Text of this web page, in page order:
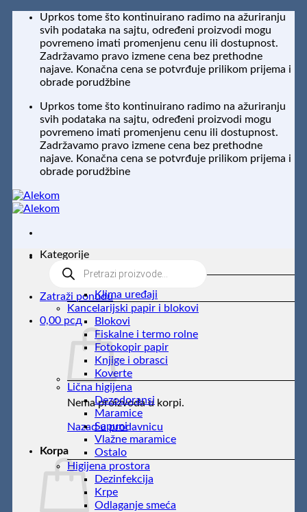
Preskoči
sadržaj
Uprkos tome što kontinuirano radimo na ažuriranju
svih podataka na sajtu, određeni proizvodi mogu
povremeno imati promenjenu cenu ili dostupnost.
Zadržavamo pravo izmene cena bez prethodne
najave. Konačna cena se potvrđuje prilikom prijema i
obrade porudžbine
Uprkos tome što kontinuirano radimo na ažuriranju
svih podataka na sajtu, određeni proizvodi mogu
povremeno imati promenjenu cenu ili dostupnost.
Zadržavamo pravo izmene cena bez prethodne
najave. Konačna cena se potvrđuje prilikom prijema i
obrade porudžbine
search
Zatraži ponudu
0,00 рсд
Nema proizvoda u korpi.
Nazad u prodavnicu
Korpa
Kategorije
Kancelarijski nameštaj
Bela tehnika
Klima uređaji
Kancelarijski papir i blokovi
Blokovi
Fiskalne i termo rolne
Fotokopir papir
Knjige i obrasci
Koverte
Lična higijena
Dezodoransi
Maramice
Sapuni
Vlažne maramice
Ostalo
Higijena prostora
Dezinfekcija
Krpe
Odlaganje smeća